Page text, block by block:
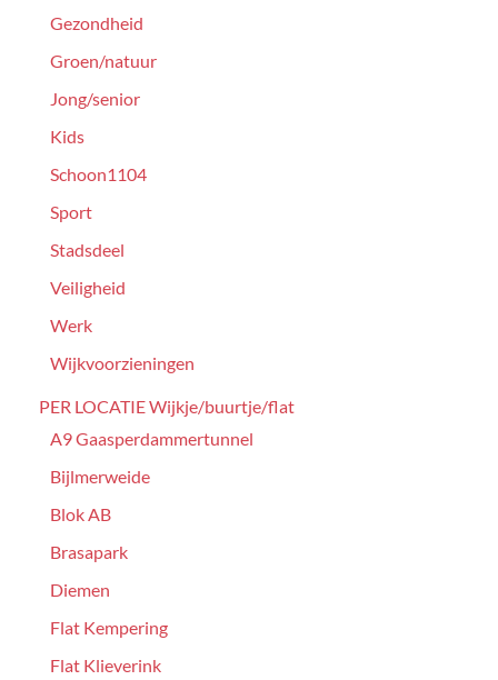
Gezondheid
Groen/natuur
Jong/senior
Kids
Schoon1104
Sport
Stadsdeel
Veiligheid
Werk
Wijkvoorzieningen
PER LOCATIE Wijkje/buurtje/flat
A9 Gaasperdammertunnel
Bijlmerweide
Blok AB
Brasapark
Diemen
Flat Kempering
Flat Klieverink